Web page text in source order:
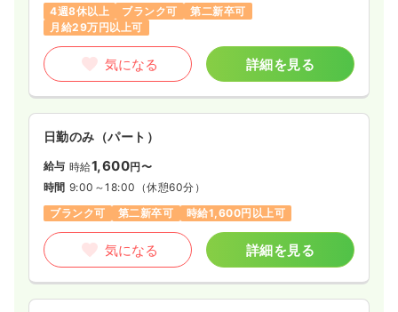
4週8休以上
ブランク可
第二新卒可
月給29万円以上可
気になる 詳細を見る
日勤のみ（パート）
給与 時給1,600円〜
時間 9:00～18:00 （休憩60分）
ブランク可
第二新卒可 時給1,600円以上可
気になる 詳細を見る